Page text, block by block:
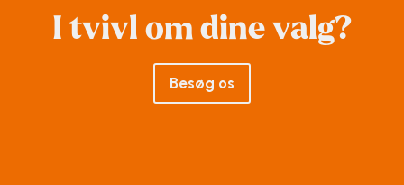
I tvivl om dine valg?
Besøg os